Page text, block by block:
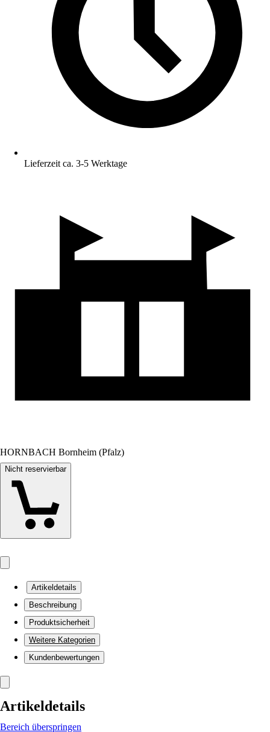
Lieferzeit ca. 3-5 Werktage
HORNBACH Bornheim (Pfalz)
Nicht reservierbar
Artikeldetails
Beschreibung
Produktsicherheit
Weitere Kategorien
Kundenbewertungen
Artikeldetails
Bereich überspringen